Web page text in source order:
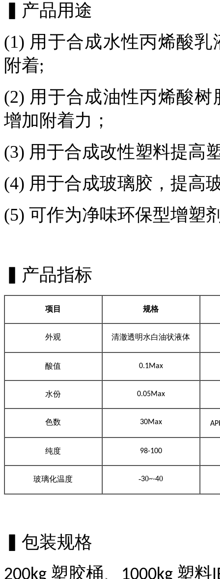
▍产品用途
(1) 用于合成水性丙烯酸
附着;
(2) 用于合成油性丙烯酸
增加附着力；
(3) 用于合成改性塑料提高
(4) 用于合成玻璃胶，提高
(5) 可作为净味环保型增塑
▍产品指标
项目 规格
外观 清澈透明水白油状液体
酸值 0.1Max
水份 0.05Max
色数 30Max
纯度 98-100
玻璃化温度 -30~-40
▍包装规格
200kg 塑胶桶、 1000kg 塑料